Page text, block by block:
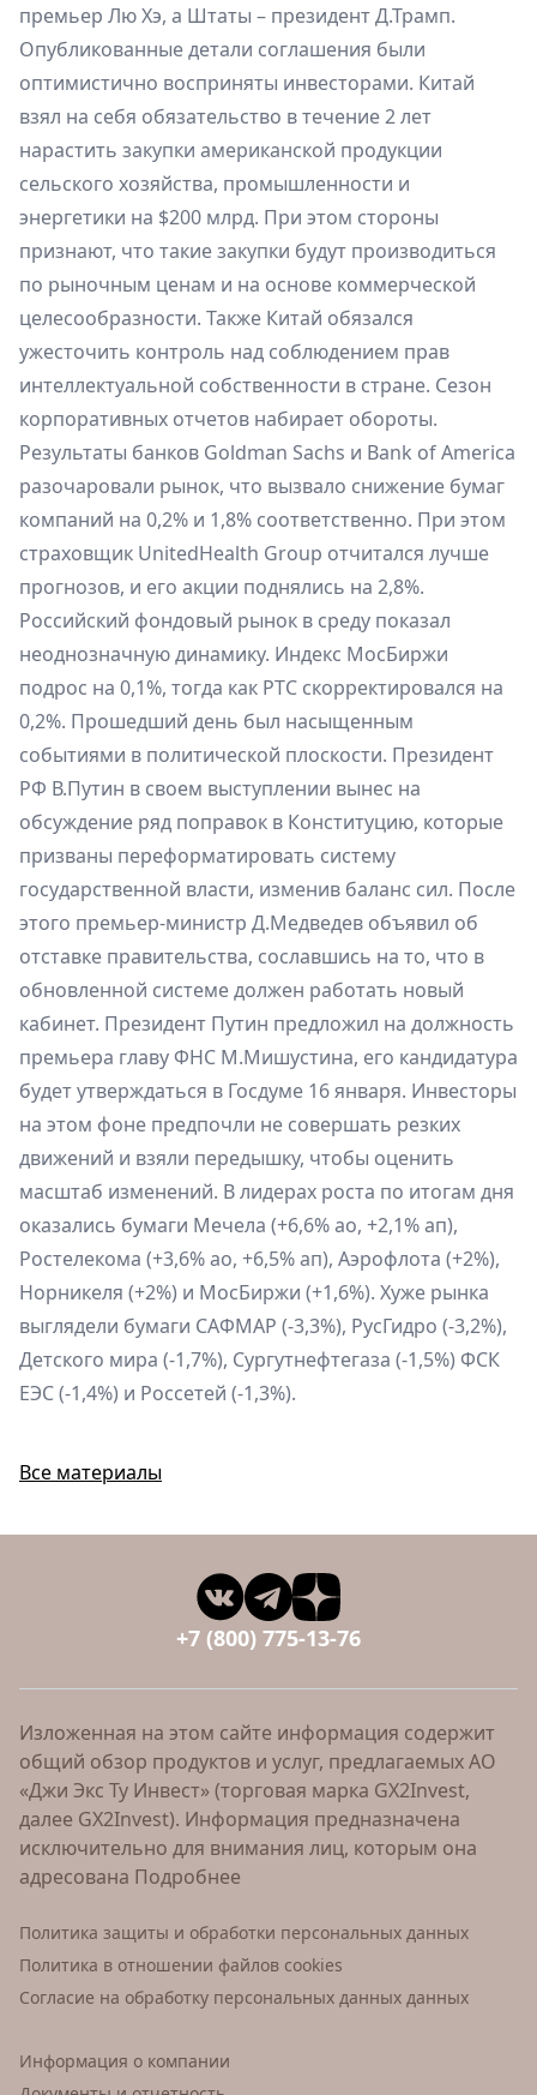
премьер Лю Хэ, а Штаты – президент Д.Трамп.
Опубликованные детали соглашения были
оптимистично восприняты инвесторами. Китай
взял на себя обязательство в течение 2 лет
нарастить закупки американской продукции
сельского хозяйства, промышленности и
энергетики на $200 млрд. При этом стороны
признают, что такие закупки будут производиться
по рыночным ценам и на основе коммерческой
целесообразности. Также Китай обязался
ужесточить контроль над соблюдением прав
интеллектуальной собственности в стране. Сезон
корпоративных отчетов набирает обороты.
Результаты банков Goldman Sachs и Bank of America
разочаровали рынок, что вызвало снижение бумаг
компаний на 0,2% и 1,8% соответственно. При этом
страховщик UnitedHealth Group отчитался лучше
прогнозов, и его акции поднялись на 2,8%.
Российский фондовый рынок в среду показал
неоднозначную динамику. Индекс МосБиржи
подрос на 0,1%, тогда как РТС скорректировался на
0,2%. Прошедший день был насыщенным
событиями в политической плоскости. Президент
РФ В.Путин в своем выступлении вынес на
обсуждение ряд поправок в Конституцию, которые
призваны переформатировать систему
государственной власти, изменив баланс сил. После
этого премьер-министр Д.Медведев объявил об
отставке правительства, сославшись на то, что в
обновленной системе должен работать новый
кабинет. Президент Путин предложил на должность
премьера главу ФНС М.Мишустина, его кандидатура
будет утверждаться в Госдуме 16 января. Инвесторы
на этом фоне предпочли не совершать резких
движений и взяли передышку, чтобы оценить
масштаб изменений. В лидерах роста по итогам дня
оказались бумаги Мечела (+6,6% ао, +2,1% ап),
Ростелекома (+3,6% ао, +6,5% ап), Аэрофлота (+2%),
Норникеля (+2%) и МосБиржи (+1,6%). Хуже рынка
выглядели бумаги САФМАР (-3,3%), РусГидро (-3,2%),
Детского мира (-1,7%), Сургутнефтегаза (-1,5%) ФСК
ЕЭС (-1,4%) и Россетей (-1,3%).
Все материалы
+7 (800) 775-13-76
Изложенная на этом сайте информация содержит
общий обзор продуктов и услуг, предлагаемых АО
«Джи Экс Ту Инвест» (торговая марка GX2Invest,
далее GX2Invest). Информация предназначена
исключительно для внимания лиц, которым она
адресована Подробнее
Политика защиты и обработки персональных данных
Политика в отношении файлов cookies
Согласие на обработку персональных данных данных
Информация о компании